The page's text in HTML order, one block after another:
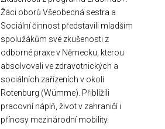
Žáci oborů Všeobecná sestra a
Sociální činnost představili mladším
spolužákům své zkušenosti z
odborné praxe v Německu, kterou
absolvovali ve zdravotnických a
sociálních zařízeních v okolí
Rotenburg (Wümme). Přiblížili
pracovní náplň, život v zahraničí i
přínosy mezinárodní mobility.